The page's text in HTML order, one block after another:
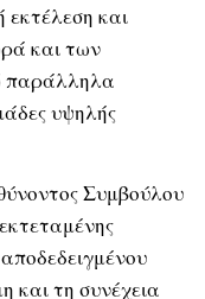
εκτέλεση και
και των
παράλληλα
υψηλής
Συμβούλου
και τη συνέχεια